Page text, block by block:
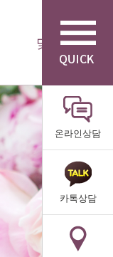
맞춤형 수액
온라인상담
카톡상담